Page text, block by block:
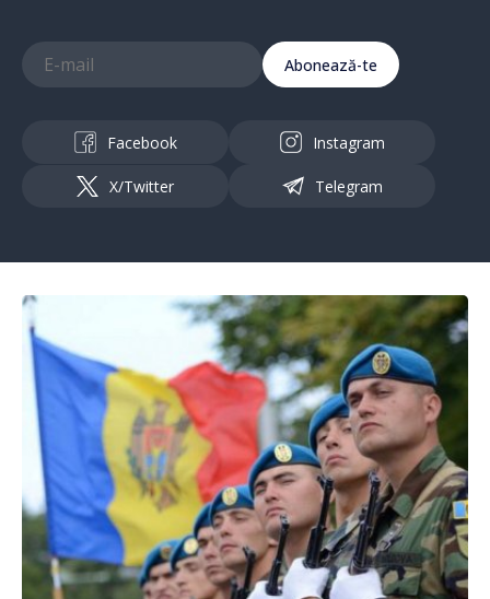
Abonează-te
Facebook Instagram
X/Twitter Telegram